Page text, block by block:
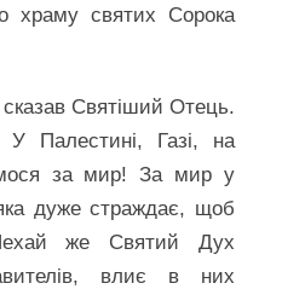
храму святих Сорока
Святіший Отець.
Палестині, Газі, на
за мир! За мир у
дуже страждає, щоб
же Святий Дух
влиє в них